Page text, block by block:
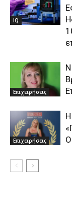
IQ
Επιχειρήσεις
Επιχειρήσεις